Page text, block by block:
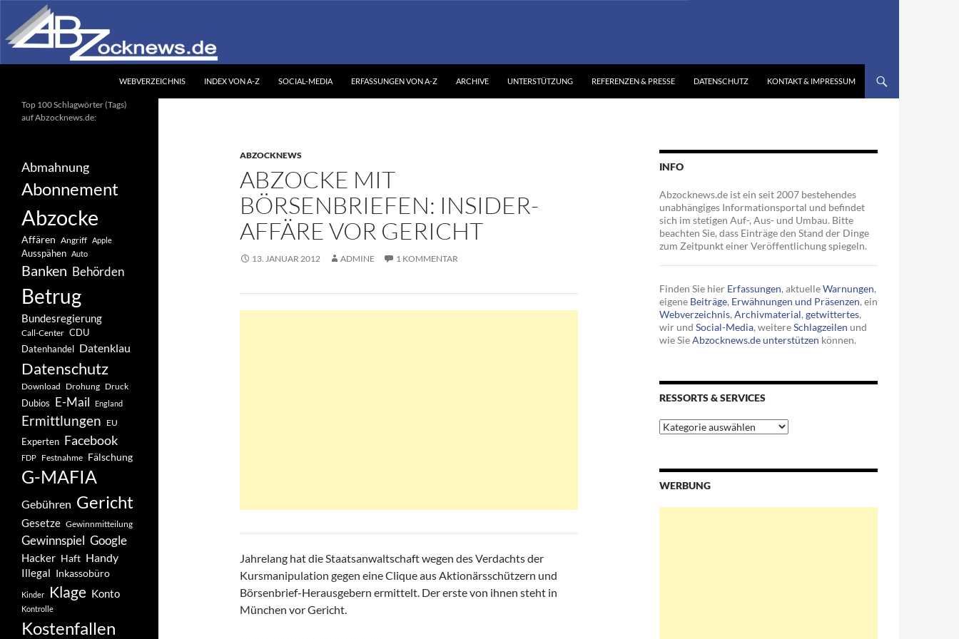
Inhalt
springen
WEBVERZEICHNIS INDEX VON A-Z SOCIAL-MEDIA ERFASSUNGEN VON A-Z ARCHIVE UNTERSTÜTZUNG REFERENZEN & PRESSE DATENSCHUTZ KONTAKT & IMPRESSUM
ABZOCKNEWS
ABZOCKE MIT
BÖRSENBRIEFEN: INSIDER-
AFFÄRE VOR GERICHT
13. JANUAR 2012 ADMINE 1 KOMMENTAR
Jahrelang hat die Staatsanwaltschaft wegen des Verdachts der
Kursmanipulation gegen eine Clique aus Aktionärsschützern und
Börsenbrief-Herausgebern ermittelt. Der erste von ihnen steht in
München vor Gericht.
INFO
Abzocknews.de ist ein seit 2007 bestehendes
unabhängiges Informationsportal und befindet
sich im stetigen Auf-, Aus- und Umbau. Bitte
beachten Sie, dass Einträge den Stand der Dinge
zum Zeitpunkt einer Veröffentlichung spiegeln.
Finden Sie hier Erfassungen, aktuelleWarnungen,
eigene Beiträge, Erwähnungen und Präsenzen, ein
Webverzeichnis, Archivmaterial, getwittertes,
wir und Social-Media, weitereSchlagzeilen und
wie SieAbzocknews.de unterstützen können.
RESSORTS & SERVICES
Ressorts
&
WERBUNG
Ihr unabhängiges
Informationsportal
Top 100 Schlagwörter (Tags)
auf Abzocknews.de:
Abmahnung
Abonnement
Abzocke
Affären Angriff Apple
Ausspähen Auto
Banken Behörden
Betrug
Bundesregierung
Call-Center CDU
Datenhandel Datenklau
Datenschutz
Download Drohung Druck
Dubios E-Mail England
Ermittlungen EU
Experten Facebook
FDP Festnahme Fälschung
G-MAFIA
Gebühren Gericht
Gesetze Gewinnmitteilung
Gewinnspiel Google
Hacker Haft Handy
Illegal Inkassobüro
Kinder Klage Konto
Kontrolle
Kostenfallen